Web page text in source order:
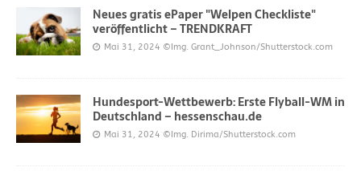
Neues gratis ePaper "Welpen Checkliste"
veröffentlicht – TRENDKRAFT
Mai 31, 2024 ©Img. Grant_Johnson/Shutterstock.com
Hundesport-Wettbewerb: Erste Flyball-WM in
Deutschland – hessenschau.de
Mai 31, 2024 ©Img. Dirima/Shutterstock.com